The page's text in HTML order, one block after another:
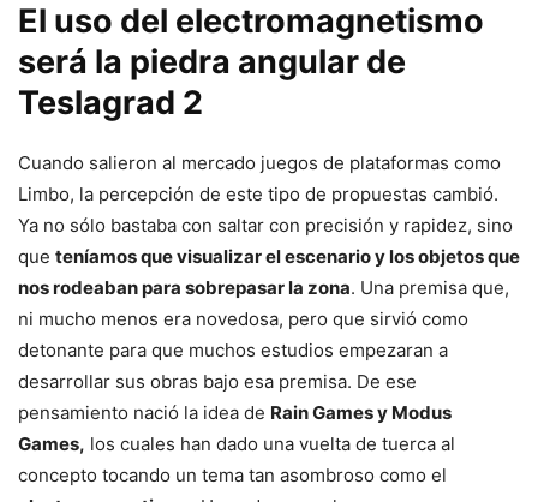
El uso del electromagnetismo
será la piedra angular de
Teslagrad 2
Cuando salieron al mercado juegos de plataformas como
Limbo, la percepción de este tipo de propuestas cambió.
Ya no sólo bastaba con saltar con precisión y rapidez, sino
que teníamos que visualizar el escenario y los objetos que
nos rodeaban para sobrepasar la zona. Una premisa que,
ni mucho menos era novedosa, pero que sirvió como
detonante para que muchos estudios empezaran a
desarrollar sus obras bajo esa premisa. De ese
pensamiento nació la idea de Rain Games y Modus
Games, los cuales han dado una vuelta de tuerca al
concepto tocando un tema tan asombroso como el